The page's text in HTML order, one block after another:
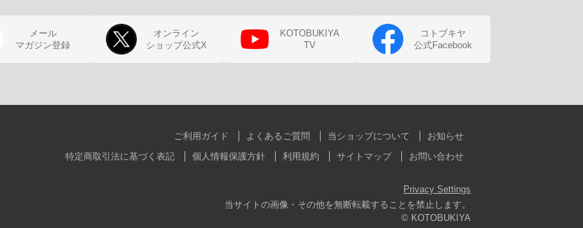
メール
マガジン登録
オンライン
ショップ公式X
KOTOBUKIYA
TV
コトブキヤ
公式Facebook
ご利用ガイド よくあるご質問 当ショップについて
お知らせ
特定商取引法に基づく表記
個人情報保護方針 利用規約 サイトマップ お問い合わせ
Privacy Settings
当サイトの画像・その他を無断転載することを禁止します。
© KOTOBUKIYA